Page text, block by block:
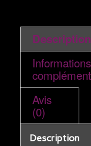
Description
Informations
Avis
(0)
Description